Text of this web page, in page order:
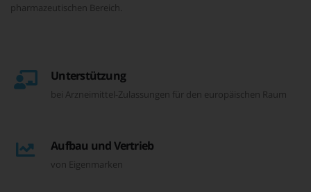
pharmazeutischen Bereich.
Unterstützung
bei Arzneimittel-Zulassungen für den europäischen Raum
Aufbau und Vertrieb
von Eigenmarken